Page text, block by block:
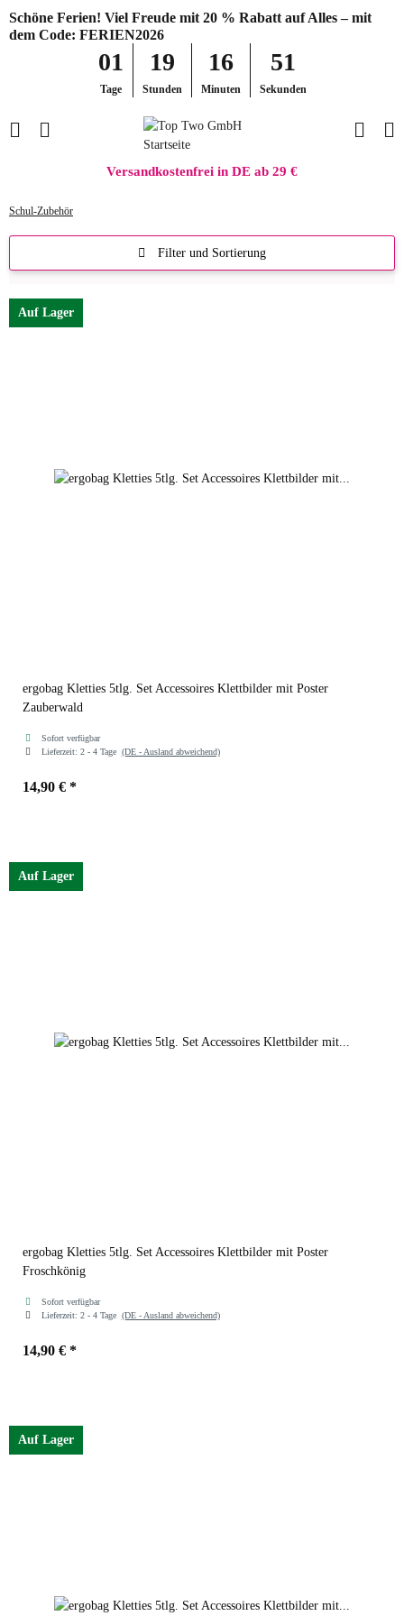
Schöne Ferien! Viel Freude mit 20 % Rabatt auf Alles – mit
dem Code: FERIEN2026
01
Tage
19
Stunden
16
Minuten
51
Sekunden
Versandkostenfrei in DE ab 29 €
Schul-Zubehör
Filter und Sortierung
Auf Lager
ergobag Kletties 5tlg. Set Accessoires Klettbilder mit Poster
Zauberwald
Sofort verfügbar
Lieferzeit: 2 - 4 Tage (DE - Ausland abweichend)
14,90 € *
Auf Lager
ergobag Kletties 5tlg. Set Accessoires Klettbilder mit Poster
Froschkönig
Sofort verfügbar
Lieferzeit: 2 - 4 Tage (DE - Ausland abweichend)
14,90 € *
Auf Lager